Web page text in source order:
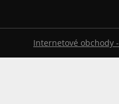
Internetové obchody -